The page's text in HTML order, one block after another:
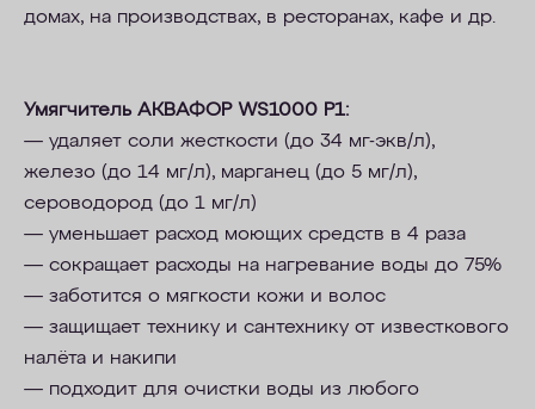
домах, на производствах, в ресторанах, кафе и др.
Умягчитель АКВАФОР WS1000 P1:
— удаляет соли жесткости (до 34 мг-экв/л),
железо (до 14 мг/л), марганец (до 5 мг/л),
сероводород (до 1 мг/л)
— уменьшает расход моющих средств в 4 раза
— сокращает расходы на нагревание воды до 75%
— заботится о мягкости кожи и волос
— защищает технику и сантехнику от известкового
налёта и накипи
— подходит для очистки воды из любого